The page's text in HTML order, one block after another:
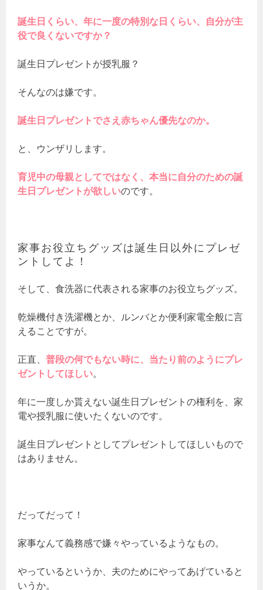
誕生日くらい、年に一度の特別な日くらい、自分が主
役で良くないですか？
誕生日プレゼントが授乳服？
そんなのは嫌です。
誕生日プレゼントでさえ赤ちゃん優先なのか。
と、ウンザリします。
育児中の母親としてではなく、本当に自分のための誕
生日プレゼントが欲しいのです。
家事お役立ちグッズは誕生日以外にプレゼ
ントしてよ！
そして、食洗器に代表される家事のお役立ちグッズ。
乾燥機付き洗濯機とか、ルンバとか便利家電全般に言
えることですが。
正直、普段の何でもない時に、当たり前のようにプレ
ゼントしてほしい。
年に一度しか貰えない誕生日プレゼントの権利を、家
電や授乳服に使いたくないのです。
誕生日プレゼントとしてプレゼントしてほしいもので
はありません。
だってだって！
家事なんて義務感で嫌々やっているようなもの。
やっているというか、夫のためにやってあげていると
いうか。